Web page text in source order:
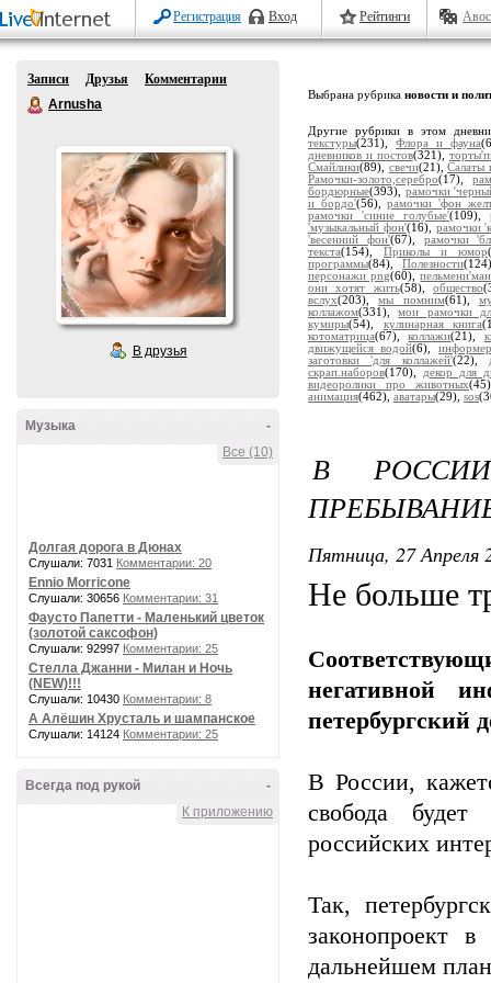
Регистрация Вход Рейтинги
Записи Друзья
Комментарии
Arnusha
В друзья
-
Музыка
Все (10)
Долгая дорога в Дюнах
Слушали: 7031 Комментарии: 20
Ennio Morricone
Слушали: 30656 Комментарии: 31
Фаусто Папетти - Маленький цветок
(золотой саксофон)
Слушали: 92997 Комментарии: 25
Стелла Джанни - Милан и Ночь
(NEW)!!!
Слушали: 10430 Комментарии: 8
А Алёшин Хрусталь и шампанское
Слушали: 14124 Комментарии: 25
-
Всегда под рукой
К приложению
Выбрана рубрика новости и
Другие рубрики в этом
текстуры(231), Флора и фауна
дневников и постов(321),
Смайлики(89), свечи(21),Салаты
Рамочки-золото,серебро(17),
бордюрные(393), рамочки
и бордо'(56),рамочки 'фон
рамочки 'синие голубые'(109),
'музыкальный фон'(16), рамочки
'весенний фон'(67), рамочки
текста(154), Приколы и юмор
программы(84),Полезности
персонажи png(60),
они хотят жить(58), общество
вслух(203),мы помним(61),
коллажом(331),мои рамочки
кумиры(54), кулинарная книга
котоматрица(67),коллажи(21),
движущейся водой(6),
заготовки 'для коллажей'(22),
скрап.наборов(170), декор для
видеоролики про животных
анимация(462), аватары(29), sos
В РОССИИ
Пятница, 27 Апреля
Не больше
негативной
петербургский
В России,
свобода будет
российских
Так,
законопроект в
дальнейшем